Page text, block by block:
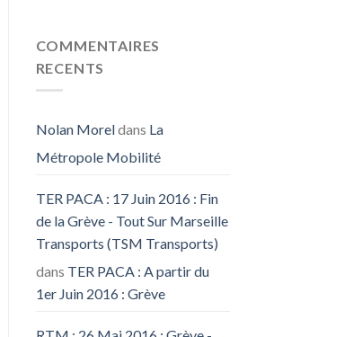
COMMENTAIRES
RECENTS
Nolan Moreldans La
Métropole Mobilité
TER PACA : 17 Juin 2016 : Fin
de la Grève - Tout Sur Marseille
Transports (TSM Transports)
dans TER PACA : A partir du
1er Juin 2016 : Grève